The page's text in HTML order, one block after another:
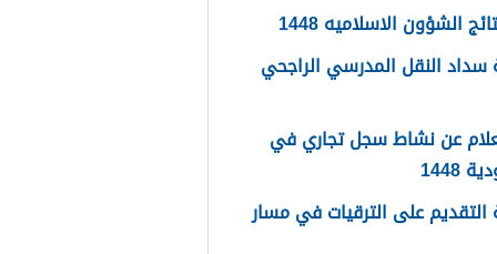
الشؤون الاسلاميه 1448
سداد النقل المدرسي الراجحي
عن نشاط سجل تجاري في
1448
على الترقيات في مسار